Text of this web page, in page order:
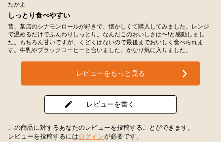
たかよ
しっとり食べやすい
昔、某店のシナモンロールが好きで、懐かしくて購入してみました。レンジ
で温めるだけでふんわりしっとり。なんだこのおいしさは〜!と感動しまし
た。もちろん甘いですが、くどくはないので最後までおいしく食べられま
す。牛乳やブラックコーヒーと合いました。かなり気に入りました。
レビューをもっと見る
レビューを書く
この商品に対するあなたのレビューを投稿することができます。
レビューを投稿するには ログインが必要です。